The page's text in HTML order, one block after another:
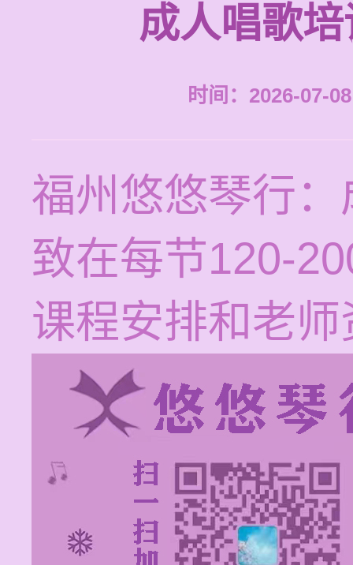
成人唱歌
时间：2026-07-
福州悠悠琴行
致在每节120-
课程安排和老